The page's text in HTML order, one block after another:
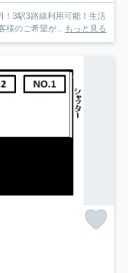
！3駅3路線利用可能！生活
様のご希望が... もっと見る